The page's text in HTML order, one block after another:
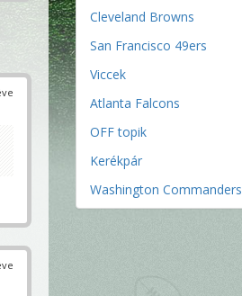
Cleveland Browns
San Francisco 49ers
Viccek
Atlanta Falcons
OFF topik
Kerékpár
Washington Commanders